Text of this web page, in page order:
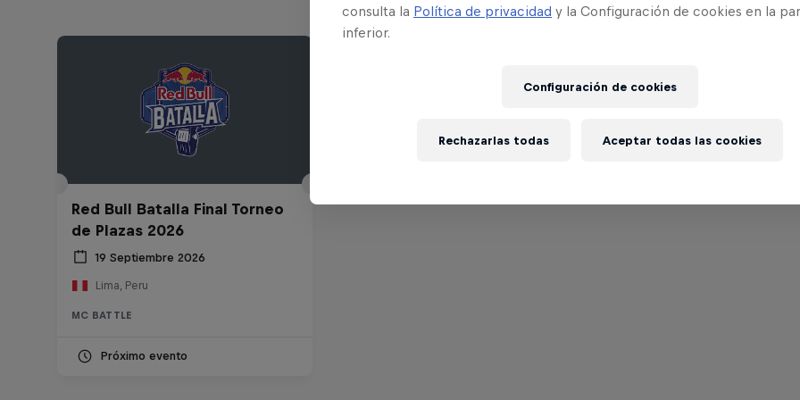
Red Bull Batalla Final Torneo
de Plazas 2026
19 Septiembre 2026
Lima, Peru
MC BATTLE
Próximo evento
consulta la Política de privacidad y la Configuración de cookies en la
inferior.
Configuración de cookies
Rechazarlas todas Aceptar todas las cookies